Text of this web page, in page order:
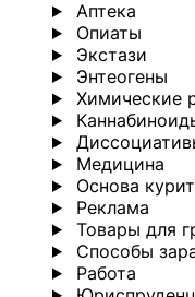
Аптека
Опиаты
Экстази
Энтеогены
Химические
Медицина
Основа
Реклама
Товары для
Способы
Работа